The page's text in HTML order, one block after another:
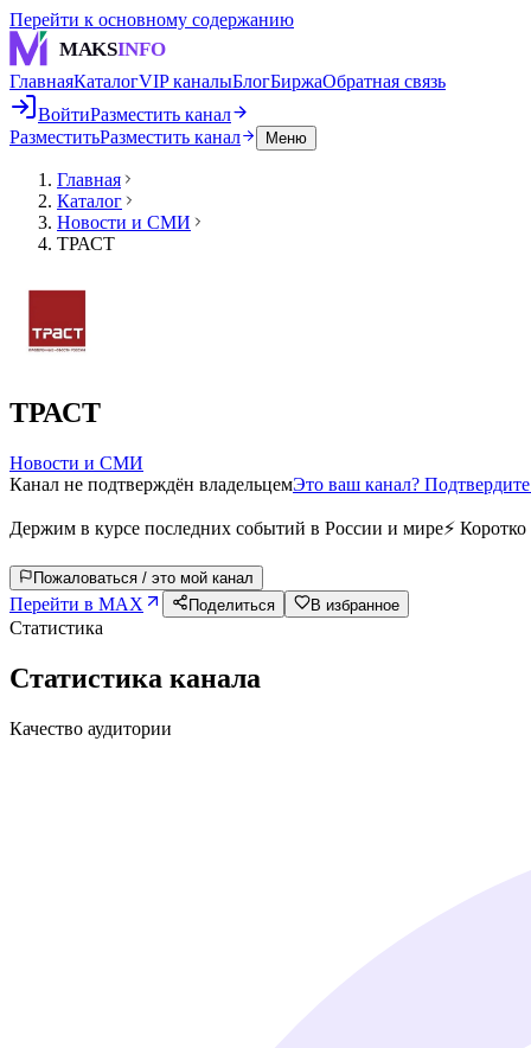
Перейти к основному содержанию
MAKSINFO
ГлавнаяКаталогVIP каналыБлогБиржаОбратная связь
ВойтиРазместить канал
РазместитьРазместить канал Меню
Главная
Каталог
Новости и СМИ
ТРАСТ
ТРАСТ
Новости и СМИ
Канал не подтверждён владельцемЭто ваш канал?
Держим в курсе последних событий в России и мире⚡️
Пожаловаться / это мой канал
Перейти в MAX Поделиться В избранное
Статистика
Статистика канала
Качество аудитории